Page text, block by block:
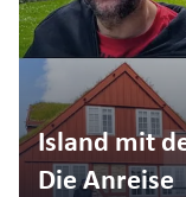
Island mit
Die Anreise